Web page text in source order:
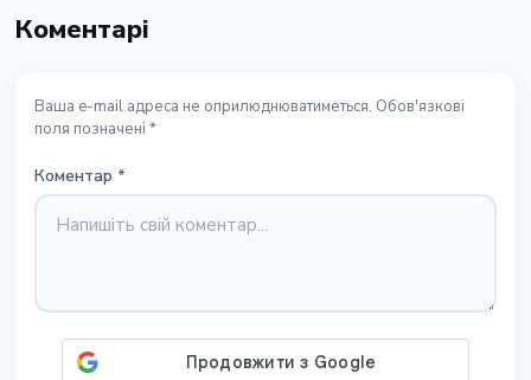
Коментарі
Ваша e-mail адреса не оприлюднюватиметься. Обов'язкові
поля позначені *
Коментар *